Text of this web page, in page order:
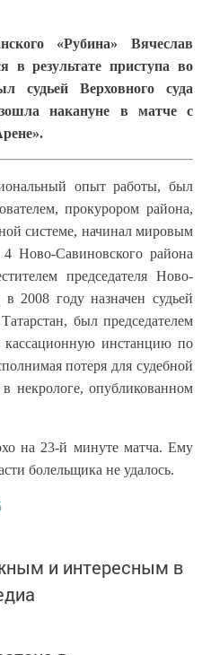
«Рубина» Вячеслав
в результате приступа во
судьей Верховного суда
накануне в матче с
опыт работы, был
прокурором района,
системе, начинал мировым
Ново-Савиновского района
председателя Ново-
2008 году назначен судьей
был председателем
кассационную инстанцию по
потеря для судебной
некрологе, опубликованном
на 23-й минуте матча. Ему
болельщика не удалось.
и интересным в